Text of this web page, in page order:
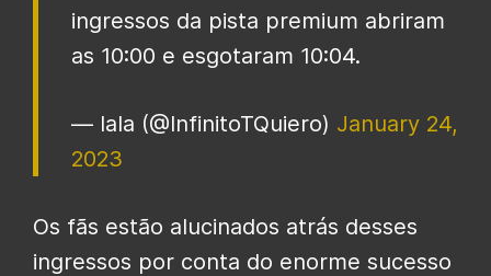
ingressos da pista premium abriram
as 10:00 e esgotaram 10:04.
— lala (@InfinitoTQuiero) January 24,
2023
Os fãs estão alucinados atrás desses
ingressos por conta do enorme sucesso